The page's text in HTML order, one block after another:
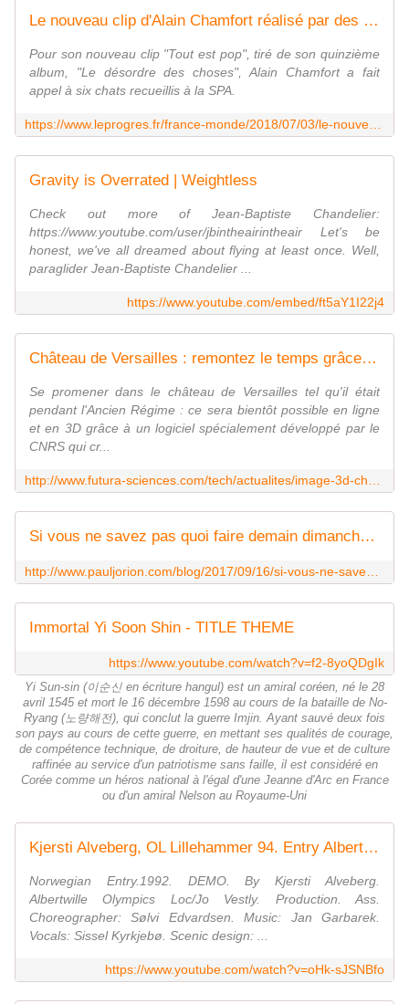
Le nouveau clip d'Alain Chamfort réalisé par des chats
Pour son nouveau clip "Tout est pop", tiré de son quinzième
album, "Le désordre des choses", Alain Chamfort a fait
appel à six chats recueillis à la SPA.
Gravity is Overrated | Weightless
Check out more of Jean-Baptiste Chandelier:
https://www.youtube.com/user/jbintheairintheair Let's be
honest, we've all dreamed about flying at least once. Well,
paraglider Jean-Baptiste Chandelier ...
https://www.youtube.com/embed/ft5aY1I22j4
Château de Versailles : remontez le temps grâce à la 3D
Se promener dans le château de Versailles tel qu'il était
pendant l'Ancien Régime : ce sera bientôt possible en ligne
et en 3D grâce à un logiciel spécialement développé par le
CNRS qui cr...
Si vous ne savez pas quoi faire demain dimanche...
Immortal Yi Soon Shin - TITLE THEME
https://www.youtube.com/watch?v=f2-8yoQDgIk
Yi Sun-sin (이순신 en écriture hangul) est un amiral coréen, né le 28
avril 1545 et mort le 16 décembre 1598 au cours de la bataille de No-
Ryang (노량해전), qui conclut la guerre Imjin. Ayant sauvé deux fois
son pays au cours de cette guerre, en mettant ses qualités de courage,
de compétence technique, de droiture, de hauteur de vue et de culture
raffinée au service d'un patriotisme sans faille, il est considéré en
Corée comme un héros national à l'égal d'une Jeanne d'Arc en France
ou d'un amiral Nelson au Royaume-Uni
Kjersti Alveberg, OL Lillehammer 94. Entry Albertwille. French Olympic´s.
Norwegian Entry.1992. DEMO. By Kjersti Alveberg.
Albertwille Olympics Loc/Jo Vestly. Production. Ass.
Choreographer: Sølvi Edvardsen. Music: Jan Garbarek.
Vocals: Sissel Kyrkjebø. Scenic design: ...
https://www.youtube.com/watch?v=oHk-sJSNBfo